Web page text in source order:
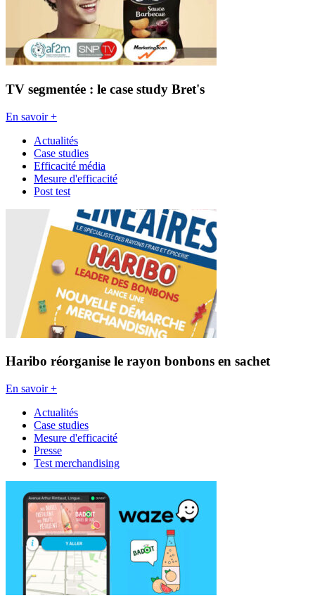
TV segmentée : le case study Bret's
En savoir +
Actualités
Case studies
Efficacité média
Mesure d'efficacité
Post test
Haribo réorganise le rayon bonbons en sachet
En savoir +
Actualités
Case studies
Mesure d'efficacité
Presse
Test merchandising